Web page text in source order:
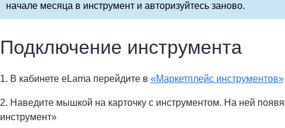
начале месяца в инструмент и авторизуйтесь заново.
Подключение инструмента
1. В кабинете eLama перейдите в «Маркетплейс инструментов».
2. Наведите мышкой на карточку с инструментом. На ней
инструмент»